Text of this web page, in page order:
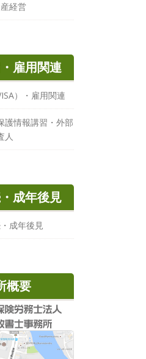
経営
雇用関連
）・雇用関連
護情報講習・外部
人
成年後見
成年後見
概要